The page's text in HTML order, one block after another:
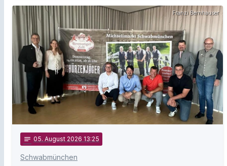
Franzi Bernhauser
notes 05. August 2026 13:25
Schwabmünchen